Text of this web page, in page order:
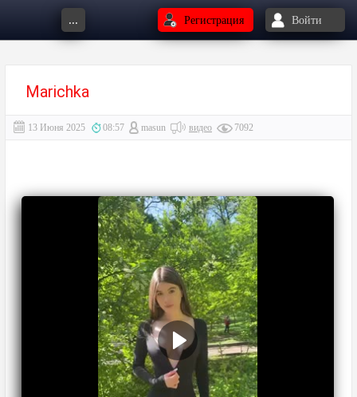
... Регистрация Войти
Marichka⁠⁠
13 Июня 2025 08:57 masun видео 7092